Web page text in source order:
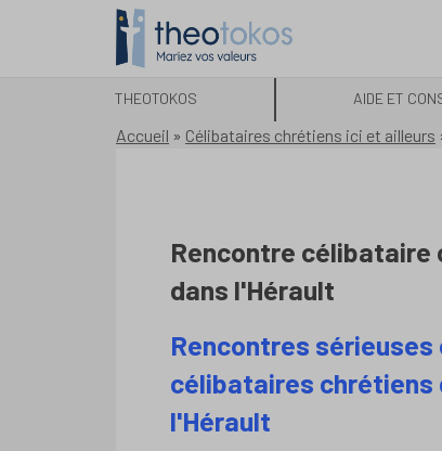
THEOTOKOS AIDE ET
Accueil » Célibataires chrétiens ici et ailleurs
Rencontre célibataire
dans l'Hérault
Rencontres sérieuses
célibataires chrétiens
l'Hérault